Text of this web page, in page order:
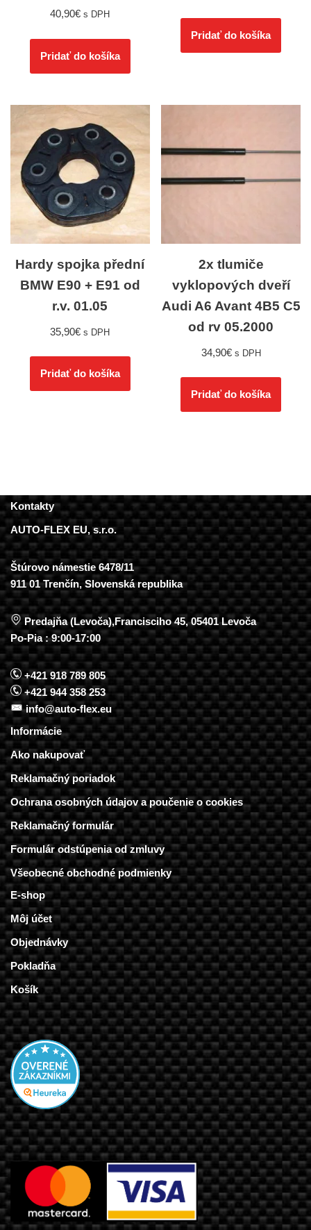
40,90€ s DPH
Pridať do košíka
Pridať do košíka
Hardy spojka přední
BMW E90 + E91 od
r.v. 01.05
35,90€ s DPH
Pridať do košíka
2x tlumiče
vyklopových dveří
Audi A6 Avant 4B5 C5
od rv 05.2000
34,90€ s DPH
Pridať do košíka
Kontakty
AUTO-FLEX EU, s.r.o.
Štúrovo námestie 6478/11
911 01 Trenčín, Slovenská republika
Predajňa (Levoča),Francisciho 45, 05401 Levoča
Po-Pia : 9:00-17:00
+421 918 789 805
+421 944 358 253
info@auto-flex.eu
Informácie
Ako nakupovať
Reklamačný poriadok
Ochrana osobných údajov a poučenie o cookies
Reklamačný formulár
Formulár odstúpenia od zmluvy
Všeobecné obchodné podmienky
E-shop
Môj účet
Objednávky
Pokladňa
Košík